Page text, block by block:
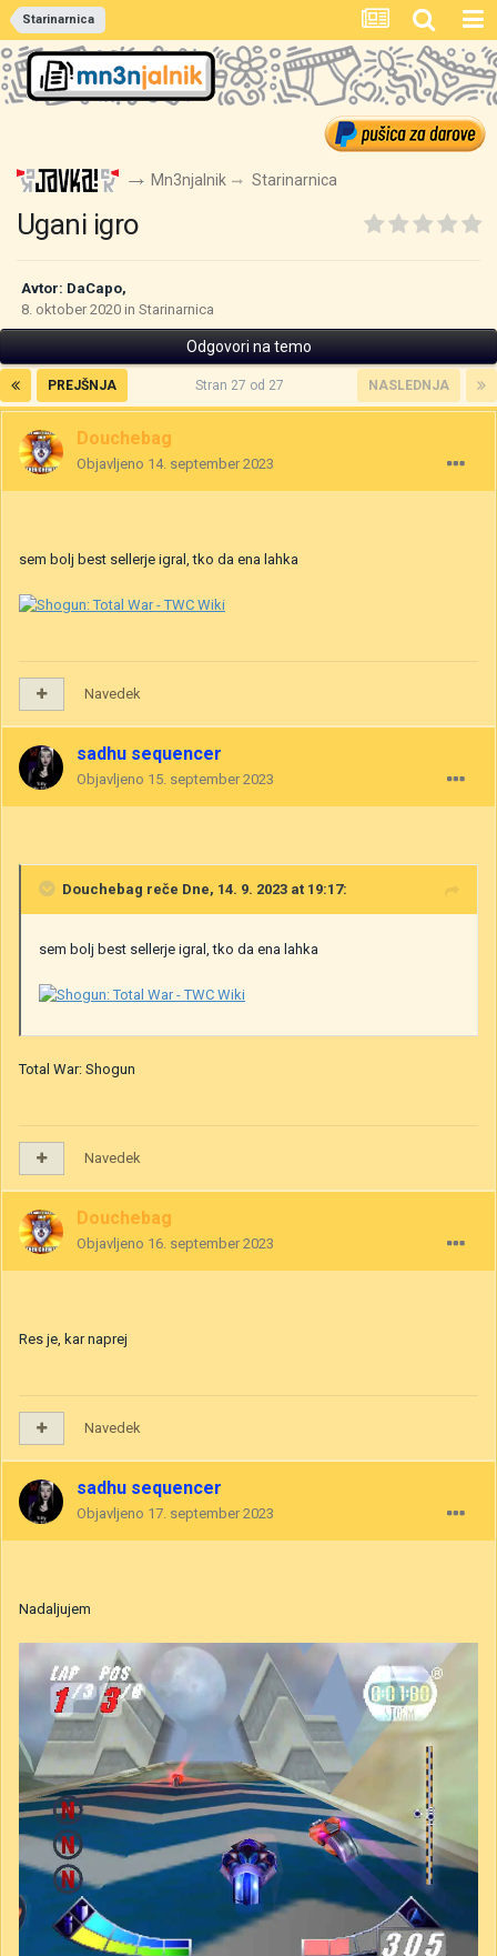
Starinarnica
Mn3njalnik Starinarnica
Ugani igro
Avtor: DaCapo,
8. oktober 2020 in Starinarnica
Odgovori na temo
PREJŠNJA NASLEDNJA
Stran 27 od 27
Douchebag
Objavljeno 14. september 2023
sem bolj best sellerje igral, tko da ena lahka
Navedek
sadhu sequencer
Objavljeno 15. september 2023
Douchebag reče Dne, 14. 9. 2023 at 19:17:
sem bolj best sellerje igral, tko da ena lahka
Total War: Shogun
Navedek
Douchebag
Objavljeno 16. september 2023
Res je, kar naprej
Navedek
sadhu sequencer
Objavljeno 17. september 2023
Nadaljujem